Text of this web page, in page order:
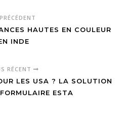
PRÉCÉDENT
HAUTES EN COULEUR
INDE
RÉCENT
LES USA ? LA SOLUTION
ESTA